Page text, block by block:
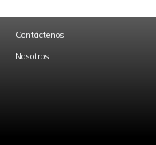
Contáctenos
Nosotros